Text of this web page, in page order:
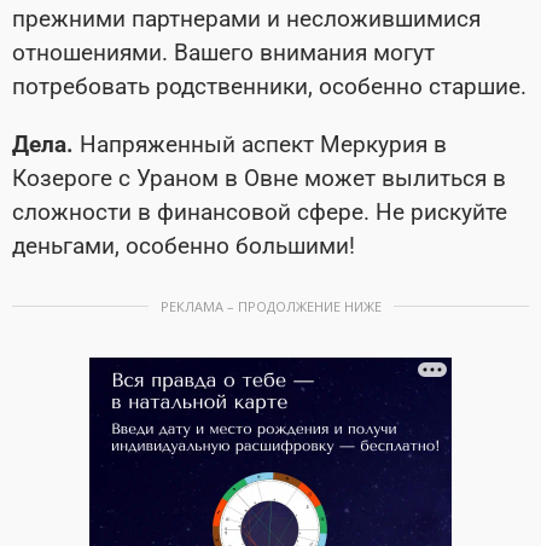
прежними партнерами и несложившимися
отношениями. Вашего внимания могут
потребовать родственники, особенно старшие.
Дела. Напряженный аспект Меркурия в
Козероге с Ураном в Овне может вылиться в
сложности в финансовой сфере. Не рискуйте
деньгами, особенно большими!
РЕКЛАМА – ПРОДОЛЖЕНИЕ НИЖЕ